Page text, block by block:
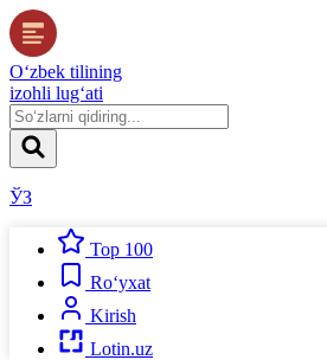
O‘zbek tilining
izohli lug‘ati
ЎЗ
Top 100
Ro‘yxat
Kirish
Lotin.uz